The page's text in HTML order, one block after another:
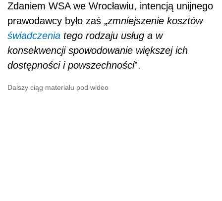
Zdaniem WSA we Wrocławiu, intencją unijnego
prawodawcy było zaś „zmniejszenie kosztów
świadczenia tego rodzaju usług a w
konsekwencji spowodowanie większej ich
dostępności i powszechności”.
Dalszy ciąg materiału pod wideo